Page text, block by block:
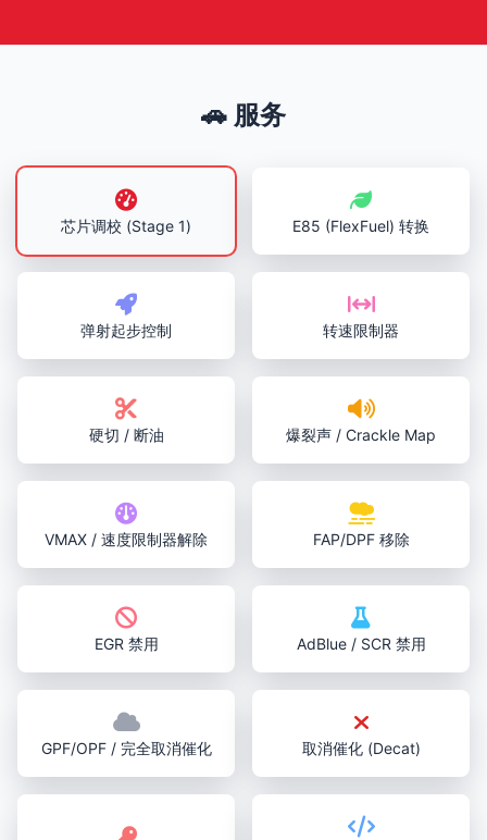
🚗 服务
芯片调校 (Stage 1) E85 (FlexFuel) 转换
弹射起步控制 转速限制器
硬切 / 断油 爆裂声 / Crackle Map
VMAX / 速度限制器解除 FAP/DPF 移除
EGR 禁用 AdBlue / SCR 禁用
GPF/OPF / 完全取消催化 取消催化 (Decat)